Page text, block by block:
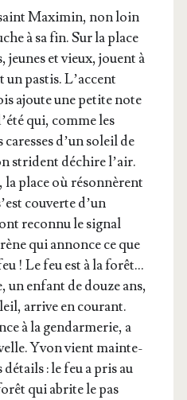
Maxi­min, non loin
à sa fin. Sur la place
jeunes et vieux, jouent à
pas­tis. L’ac­cent
ajoute une petite note
qui, comme les
d’un soleil de
stri­dent déchire l’air.
la place où réson­nèrent
cou­verte d’un
recon­nu le signal
qui annonce ce que
! Le feu est à la forêt…
un enfant de douze ans,
arrive en cou­rant.
à la gen­dar­me­rie, a
Yvon vient main­te­
: le feu a pris au
qui abrite le pas